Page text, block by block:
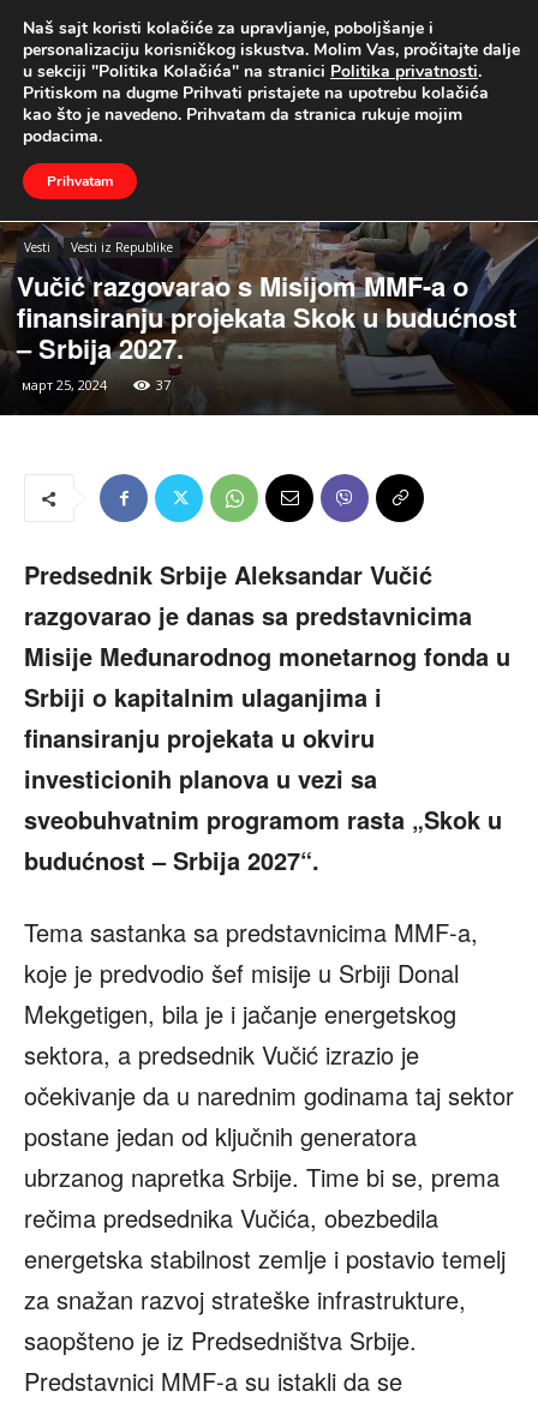
UŽIVO
Naslovna Vesti Vesti iz Republike
Vesti Vesti iz Republike
Vučić razgovarao s Misijom MMF-a o
finansiranju projekata Skok u budućnost
– Srbija 2027.
март 25, 2024 37
Predsednik Srbije Aleksandar Vučić
razgovarao je danas sa predstavnicima
Misije Međunarodnog monetarnog fonda u
Srbiji o kapitalnim ulaganjima i
finansiranju projekata u okviru
investicionih planova u vezi sa
sveobuhvatnim programom rasta „Skok u
budućnost – Srbija 2027“.
Tema sastanka sa predstavnicima MMF-a,
koje je predvodio šef misije u Srbiji Donal
Mekgetigen, bila je i jačanje energetskog
sektora, a predsednik Vučić izrazio je
očekivanje da u narednim godinama taj sektor
postane jedan od ključnih generatora
ubrzanog napretka Srbije. Time bi se, prema
rečima predsednika Vučića, obezbedila
energetska stabilnost zemlje i postavio temelj
za snažan razvoj strateške infrastrukture,
saopšteno je iz Predsedništva Srbije.
Predstavnici MMF-a su istakli da se
Naš sajt koristi kolačiće za upravljanje, poboljšanje i
personalizaciju korisničkog iskustva. Molim Vas, pročitajte dalje
u sekciji "Politika Kolačića" na stranici Politika privatnosti.
Pritiskom na dugme Prihvati pristajete na upotrebu kolačića
kao što je navedeno. Prihvatam da stranica rukuje mojim
podacima.
Prihvatam